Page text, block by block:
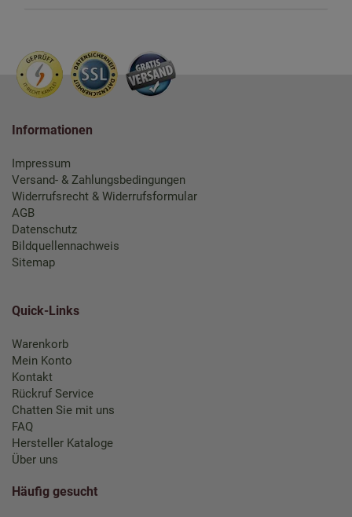
Informationen
Impressum
Versand- & Zahlungsbedingungen
Widerrufsrecht & Widerrufsformular
AGB
Datenschutz
Bildquellennachweis
Sitemap
Quick-Links
Warenkorb
Mein Konto
Kontakt
Rückruf Service
Chatten Sie mit uns
FAQ
Hersteller Kataloge
Über uns
Häufig gesucht